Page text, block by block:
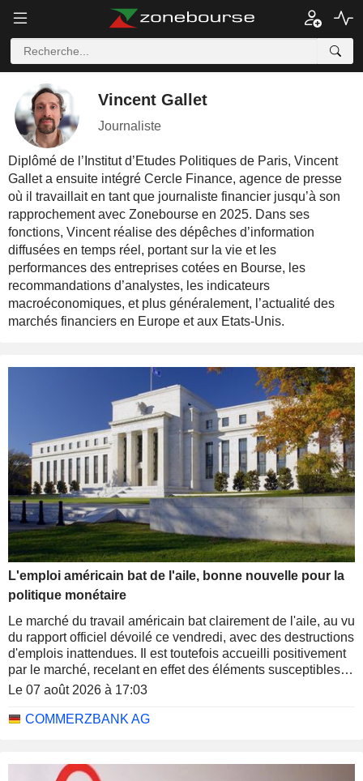
Vincent Gallet
Journaliste
Diplômé de l’Institut d’Etudes Politiques de Paris, Vincent
Gallet a ensuite intégré Cercle Finance, agence de presse
où il travaillait en tant que journaliste financier jusqu’à son
rapprochement avec Zonebourse en 2025. Dans ses
fonctions, Vincent réalise des dépêches d’information
diffusées en temps réel, portant sur la vie et les
performances des entreprises cotées en Bourse, les
recommandations d’analystes, les indicateurs
macroéconomiques, et plus généralement, l’actualité des
marchés financiers en Europe et aux Etats-Unis.
L'emploi américain bat de l'aile, bonne nouvelle pour la
politique monétaire
Le marché du travail américain bat clairement de l'aile, au vu
du rapport officiel dévoilé ce vendredi, avec des destructions
d'emplois inattendues. Il est toutefois accueilli positivement
par le marché, recelant en effet des éléments susceptibles
de plaider contre un possible tour de vis de la Fed sur les
Le 07 août 2026 à 17:03
COMMERZBANK AG